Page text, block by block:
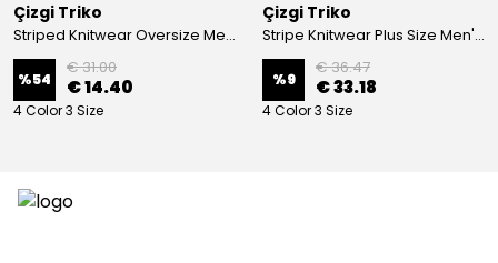
Çizgi Triko
Striped Knitwear Oversize Men's Crew Neck Knitwear Sweater Patterned Steel Knit Classic with Sleeve and Waist Elastic - BLACK
%54
€ 31.00
€ 14.40
4 Color 3 Size
Çizgi Triko
Stripe Knitwear Plus Size Men's V-Neck Knitwear Cardigan Buttoned Pocket Detailed Patterned Steel Knitted Classic Pattern - GREY
%9
€ 36.47
€ 33.18
4 Color 3 Size